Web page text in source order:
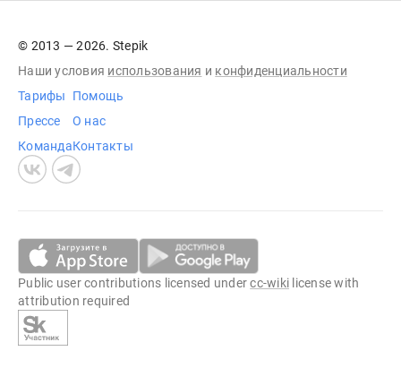
© 2013 — 2026. Stepik
Наши условия использования и конфиденциальности
Тарифы
Прессе
Команда
Помощь
О нас
Контакты
Public user contributions licensed undercc-wiki license with
attribution required